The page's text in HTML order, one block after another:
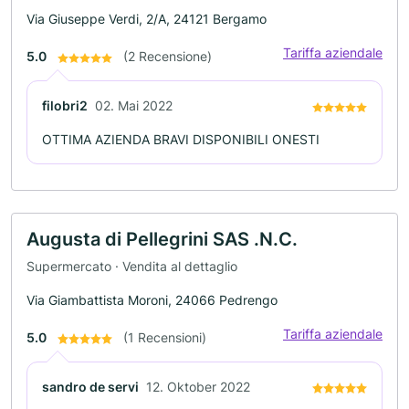
Via Giuseppe Verdi, 2/A, 24121 Bergamo
5.0 (2 Recensione) Tariffa aziendale
filobri2 02. Mai 2022
OTTIMA AZIENDA BRAVI DISPONIBILI ONESTI
Augusta di Pellegrini SAS .N.C.
Supermercato · Vendita al dettaglio
Via Giambattista Moroni, 24066 Pedrengo
5.0 (1 Recensioni) Tariffa aziendale
sandro de servi 12. Oktober 2022